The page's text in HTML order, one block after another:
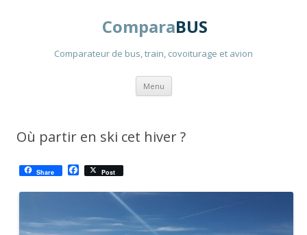
ComparaBUS
Comparateur de bus, train, covoiturage et avion
Menu Aller
contenu
Où partir en ski cet hiver ?
Share
a
c
o
Post